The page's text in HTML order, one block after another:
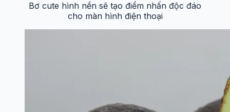
Bơ cute hình nền sẽ tạo điểm nhấn độc đáo
cho màn hình điện thoại